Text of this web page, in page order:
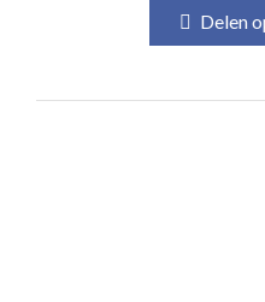
Delen